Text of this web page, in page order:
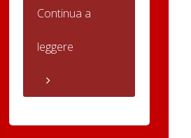
Continua a
leggere